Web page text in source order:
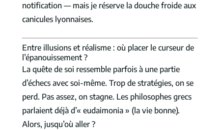
notification ­— mais je réserve la douche froide aux
canicules lyonnaises.
Entre illusions et réalisme : où placer le curseur de
l’épanouissement ?
La quête de soi ressemble parfois à une partie
d’échecs avec soi-même. Trop de stratégies, on se
perd. Pas assez, on stagne. Les philosophes grecs
parlaient déjà d’« eudaimonia » (la vie bonne).
Alors, jusqu’où aller ?